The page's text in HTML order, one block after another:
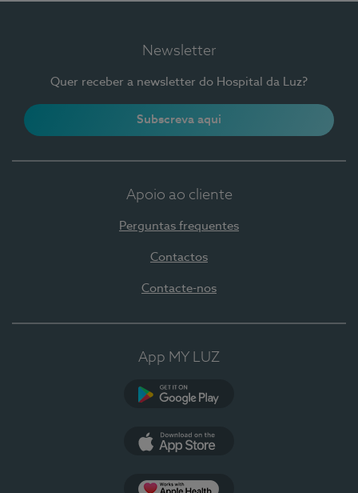
Newsletter
Quer receber a newsletter do Hospital da Luz?
Subscreva aqui
Apoio ao cliente
Perguntas frequentes
Contactos
Contacte-nos
App MY LUZ